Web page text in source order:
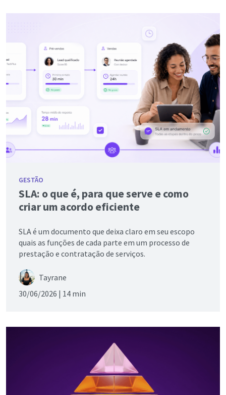
GESTÃO
SLA: o que é, para que serve e como
criar um acordo eficiente
SLA é um documento que deixa claro em seu escopo
quais as funções de cada parte em um processo de
prestação e contratação de serviços.
Tayrane
30/06/2026 | 14 min